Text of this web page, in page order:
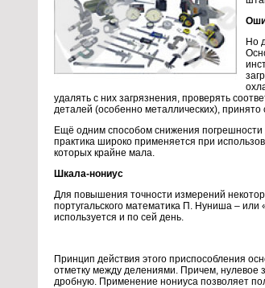
Но
удалять с них загрязнения, проверять
деталей (особенно металлических), принято
Ещё одним способом снижения погрешности
практика широко применяется при
которых крайне мала.
Шкала-нониус
Для повышения точности измерений
португальского математика П. Нуниша – или
используется и по сей день.
Принцип действия этого приспособления
отметку между делениями. Причем, нулевое
дробную. Применение нониуса позволяет